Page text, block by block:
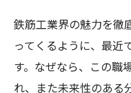
鉄筋工業界の魅力を徹
ってくるように、最近
す。なぜなら、この職
れ、また未来性のある